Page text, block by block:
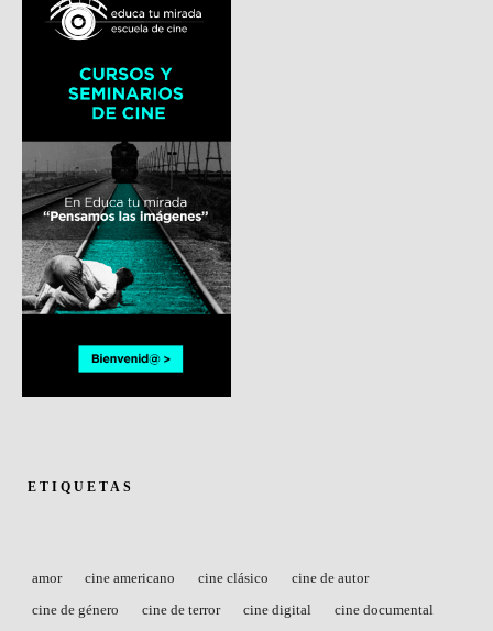
ETIQUETAS
amor cine americano cine clásico
cine de autor
cine de género
cine de terror cine digital
cine documental